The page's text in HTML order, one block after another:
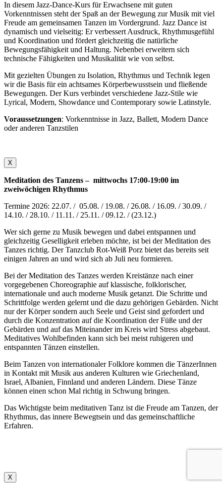
In diesem Jazz-Dance-Kurs für Erwachsene mit guten
Vorkenntnissen steht der Spaß an der Bewegung zur Musik mit viel
Freude am gemeinsamen Tanzen im Vordergrund. Jazz Dance ist
dynamisch und vielseitig: Er verbessert Ausdruck, Rhythmusgefühl
und Koordination und fördert gleichzeitig die natürliche
Bewegungsfähigkeit und Haltung. Nebenbei erweitern sich
technische Fähigkeiten und Musikalität wie von selbst.
Mit gezielten Übungen zu Isolation, Rhythmus und Technik legen
wir die Basis für ein achtsames Körperbewusstsein und fließende
Bewegungen. Der Kurs verbindet verschiedene Jazz-Stile wie
Lyrical, Modern, Showdance und Contemporary sowie Latinstyle.
Voraussetzungen: Vorkenntnisse in Jazz, Ballett, Modern Dance
oder anderen Tanzstilen
X
Meditation des Tanzens – mittwochs 17:00-19:00 im
zweiwöchigen Rhythmus
Termine 2026: 22.07. / 05.08. / 19.08. / 26.08. / 16.09. / 30.09. /
14.10. / 28.10. / 11.11. / 25.11. / 09.12. / (23.12.)
Wer sich gerne zu Musik bewegen und dabei entspannen und
gleichzeitig Geselligkeit erleben möchte, ist bei der Meditation des
Tanzes richtig. Der Tanzclub Rot-Weiß Porz bietet das bereits seit
einigen Jahren an und wird sich ab Juli neu formieren.
Bei der Meditation des Tanzes werden Kreistänze nach einer
vorgegebenen Choreographie auf klassische, folklorischer,
internationale und auch moderne Musik getanzt. Die Schritte und
Schrittfolge werden gelernt und die dazu gehörigen Gebärden. Nicht
nur der Körper sondern auch Seele und Geist sind gefordert und
durch die Konzentration auf die Koordination der Füße und der
Gebärden und auf das Miteinander im Kreis wird Stress abgebaut.
Meditatives Wohlbefinden kann sich bei meist ruhigeren und
entspannten Tänzen einstellen.
Beim Tanzen von internationaler Folklore kommen die TänzerInnen
in Kontakt mit Musik aus anderen Kulturen wie Griechenland,
Israel, Albanien, Finnland und anderen Ländern. Diese Tänze
können einen schon Mal richtig in Schwung bringen.
Das Wichtigste beim meditativen Tanz ist die Freude am Tanzen, der
Rhythmus, das innere Bewegtsein und das gemeinschaftliche
Erfahren.
X